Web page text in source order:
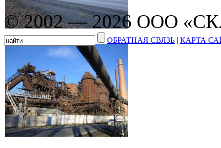
© 2002 — 2026 ООО
ОБРАТНАЯ СВЯЗЬ | КАРТА